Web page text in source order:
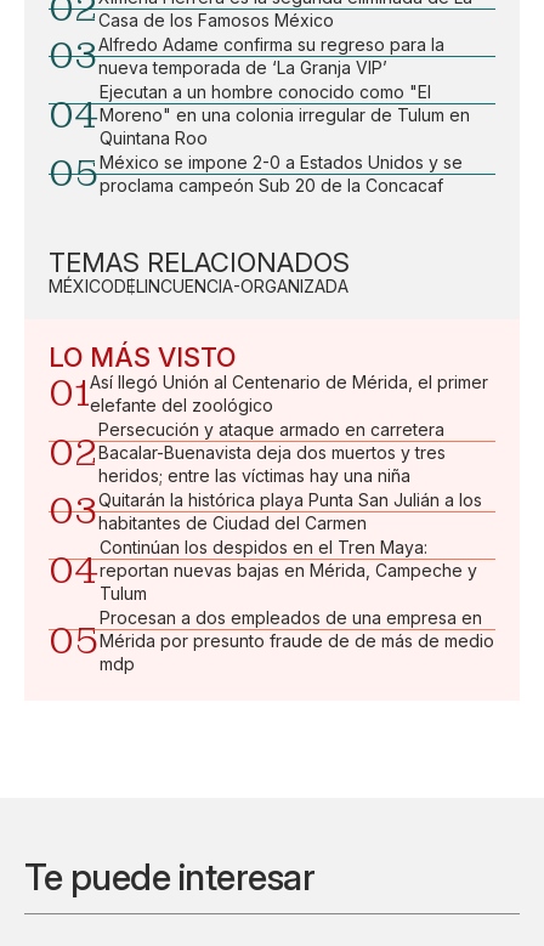
Casa de los Famosos México
03Alfredo Adame confirma su regreso para la
nueva temporada de ‘La Granja VIP’
04
Ejecutan a un hombre conocido como "El
Moreno" en una colonia irregular de Tulum en
Quintana Roo
05México se impone 2-0 a Estados Unidos y se
proclama campeón Sub 20 de la Concacaf
TEMAS RELACIONADOS
MÉXICODELINCUENCIA-ORGANIZADA
LO MÁS VISTO
01Así llegó Unión al Centenario de Mérida, el primer
elefante del zoológico
02
Persecución y ataque armado en carretera
Bacalar-Buenavista deja dos muertos y tres
heridos; entre las víctimas hay una niña
03Quitarán la histórica playa Punta San Julián a los
habitantes de Ciudad del Carmen
04
Continúan los despidos en el Tren Maya:
reportan nuevas bajas en Mérida, Campeche y
Tulum
05
Procesan a dos empleados de una empresa en
Mérida por presunto fraude de de más de medio
mdp
Te puede interesar